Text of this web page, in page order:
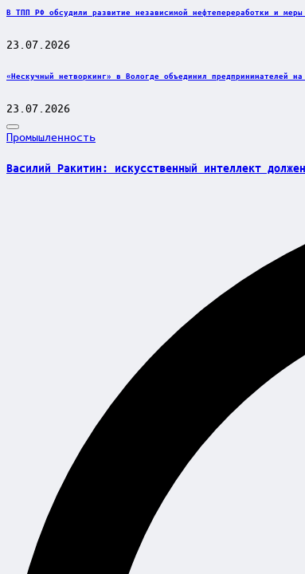
В ТПП РФ обсудили развитие независимой нефтепереработки и
23.07.2026
«Нескучный нетворкинг» в Вологде объединил предпринимателей
23.07.2026
Posted
Промышленность
Василий Ракитин: искусственный интеллект